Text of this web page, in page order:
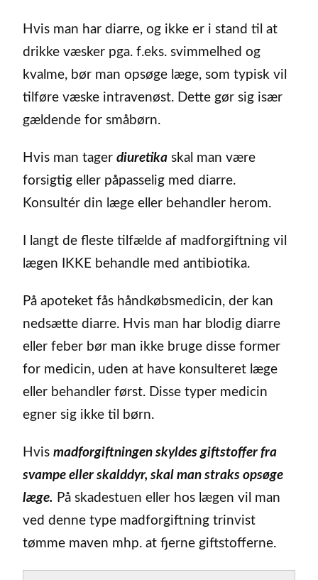
Hvis man har diarre, og ikke er i stand til at
drikke væsker pga. f.eks. svimmelhed og
kvalme, bør man opsøge læge, som typisk vil
tilføre væske intravenøst. Dette gør sig især
gældende for småbørn.
Hvis man tager diuretika skal man være
forsigtig eller påpasselig med diarre.
Konsultér din læge eller behandler herom.
I langt de fleste tilfælde af madforgiftning vil
lægen IKKE behandle med antibiotika.
På apoteket fås håndkøbsmedicin, der kan
nedsætte diarre. Hvis man har blodig diarre
eller feber bør man ikke bruge disse former
for medicin, uden at have konsulteret læge
eller behandler først. Disse typer medicin
egner sig ikke til børn.
Hvis madforgiftningen skyldes giftstoffer fra
svampe eller skalddyr, skal man straks opsøge
læge. På skadestuen eller hos lægen vil man
ved denne type madforgiftning trinvist
tømme maven mhp. at fjerne giftstofferne.